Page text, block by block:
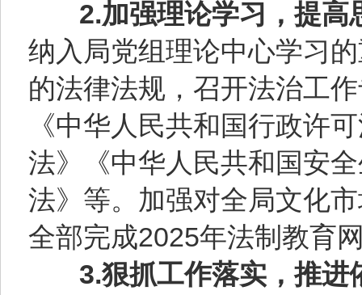
2.加强理论学习，提高
纳入局党组理论中心学习
的法律法规，召开法治工
《中华人民共和国行政许
法》《中华人民共和国安
法》等。加强对全局文化
全部完成2025年法制教育
3.狠抓工作落实，推进